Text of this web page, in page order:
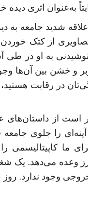
به‌عنوان اثری
علاقه شدید جامعه
تصاویری از کتک
به او در طی
و خشن بین آن‌ها
در رقابت
است از داستان‌های
را جلوی جامعه
ما
وعده می‌دهد. یک
وجود ندارد.